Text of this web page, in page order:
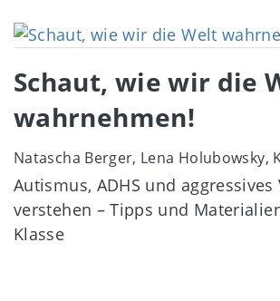
Image
Schaut, wie wir die
wahrnehmen!
Natascha Berger, Lena Holubowsky,
Autismus, ADHS und aggressives
verstehen – Tipps und
Klasse